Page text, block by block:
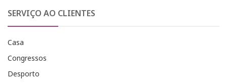
SERVIÇO AO CLIENTES
Casa
Congressos
Desporto